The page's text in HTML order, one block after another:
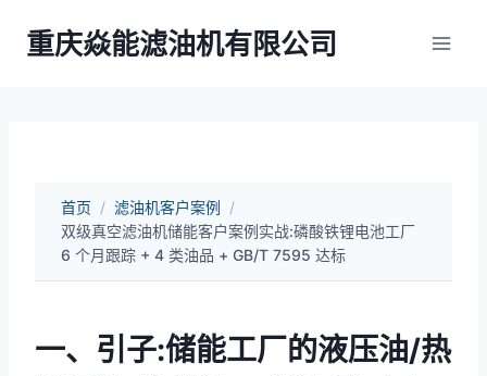
重庆焱能滤油机有限公司
首页 / 滤油机客户案例 /
双级真空滤油机储能客户案例实战:磷酸铁锂电池工厂
6 个月跟踪 + 4 类油品 + GB/T 7595 达标
一、引子:储能工厂的液压油/热